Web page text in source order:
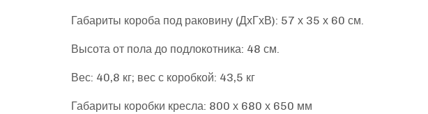
Габариты короба под раковину (ДхГхВ): 57 х 35 х 60 см.
Высота от пола до подлокотника: 48 см.
Вес: 40,8 кг; вес с коробкой: 43,5 кг
Габариты коробки кресла: 800 х 680 х 650 мм